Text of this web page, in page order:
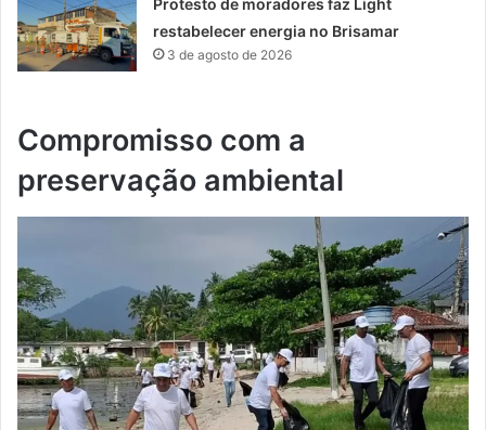
Protesto de moradores faz Light
restabelecer energia no Brisamar
3 de agosto de 2026
Compromisso com a
preservação ambiental